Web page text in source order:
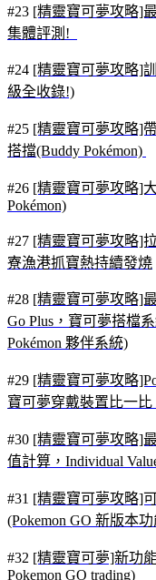
#23 [精靈寶可夢攻略]
集體評測!
#24 [精靈寶可夢攻略]
級全收錄!)
#25 [精靈寶可夢攻略]
搭擋(Buddy Pokémon)
#26 [精靈寶可夢攻略]
Pokémon)
#27 [精靈寶可夢攻略]
寮漁港抓寶熱持續發燒
#28 [精靈寶可夢攻略]
Go Plus，寶可夢搭檔
Pokémon 夥伴系統)
#29 [精靈寶可夢攻略
寶可夢穿戴裝置比一比
#30 [精靈寶可夢攻略]
值計算，Individual
#31 [精靈寶可夢攻略]
(Pokemon GO 新版本
#32 [精靈寶可夢]新功
Pokemon GO trading)